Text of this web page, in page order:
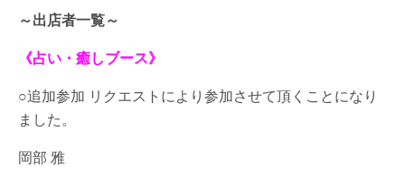
～出店者一覧～
《占い・癒しブース》
○追加参加 リクエストにより参加させて頂くことになり
ました。
岡部 雅